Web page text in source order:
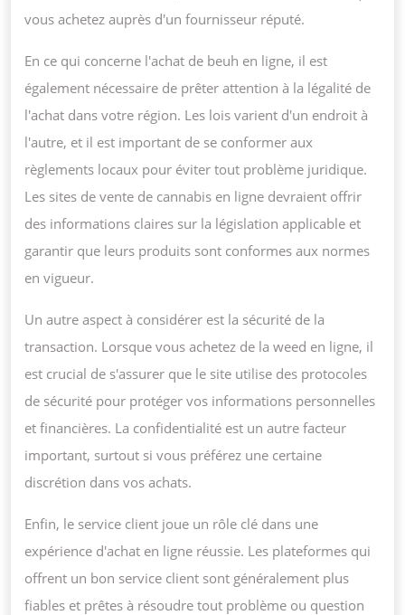
vous achetez auprès d'un fournisseur réputé.
En ce qui concerne l'achat de beuh en ligne, il est
également nécessaire de prêter attention à la légalité de
l'achat dans votre région. Les lois varient d'un endroit à
l'autre, et il est important de se conformer aux
règlements locaux pour éviter tout problème juridique.
Les sites de vente de cannabis en ligne devraient offrir
des informations claires sur la législation applicable et
garantir que leurs produits sont conformes aux normes
en vigueur.
Un autre aspect à considérer est la sécurité de la
transaction. Lorsque vous achetez de la weed en ligne, il
est crucial de s'assurer que le site utilise des protocoles
de sécurité pour protéger vos informations personnelles
et financières. La confidentialité est un autre facteur
important, surtout si vous préférez une certaine
discrétion dans vos achats.
Enfin, le service client joue un rôle clé dans une
expérience d'achat en ligne réussie. Les plateformes qui
offrent un bon service client sont généralement plus
fiables et prêtes à résoudre tout problème ou question